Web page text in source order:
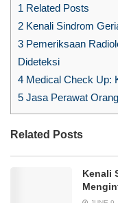
1 Related Posts
2 Kenali Sindrom
3 Pemeriksaan
Dideteksi
4 Medical Check Up:
5 Jasa Perawat
Related Posts
Kenali